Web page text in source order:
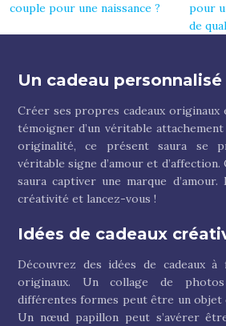
couple pour une naissance ?
pour
de
Un cadeau personnalisé
Créer ses propres cadeaux originaux
témoigner d’un véritable
originalité, ce présent saura se
véritable signe d’amour et d’affection.
saura captiver une marque
créativité et lancez-vous !
Idées de cadeaux
Découvrez des idées de cadeaux
originaux. Un collage de photos
différentes formes peut être un objet
Un nœud papillon peut s’avérer